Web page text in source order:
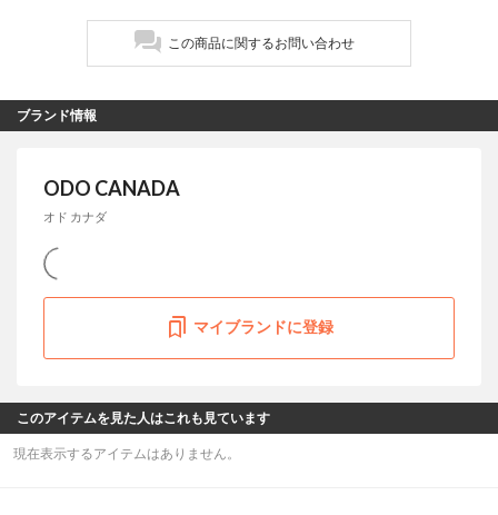
この商品に関するお問い合わせ
ブランド情報
ODO CANADA
オド カナダ
マイブランドに登録
このアイテムを見た人はこれも見ています
現在表示するアイテムはありません。